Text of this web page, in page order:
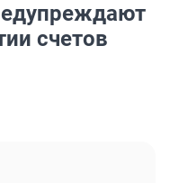
счетов